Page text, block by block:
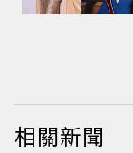
相關新聞